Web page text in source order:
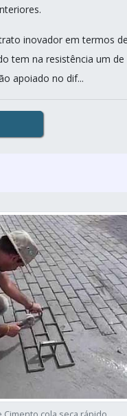
inovador em termos
tem na resistência um de
apoiado no dif...